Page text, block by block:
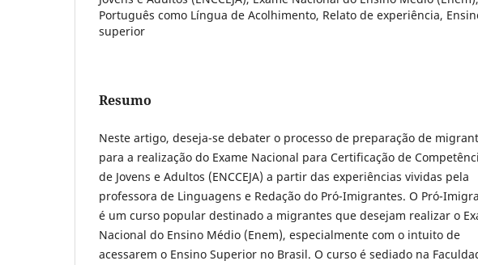
Português como Língua de Acolhimento, Relato de experiência,
superior
Resumo
Neste artigo, deseja-se debater o processo de preparação de
para a realização do Exame Nacional para Certificação de
de Jovens e Adultos (ENCCEJA) a partir das experiências vividas pela
professora de Linguagens e Redação do Pró-Imigrantes. O Pró-
é um curso popular destinado a migrantes que desejam realizar o
Nacional do Ensino Médio (Enem), especialmente com o intuito de
acessarem o Ensino Superior no Brasil. O curso é sediado na